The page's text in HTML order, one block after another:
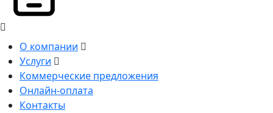
О компании
Услуги
Коммерческие предложения
Онлайн-оплата
Контакты